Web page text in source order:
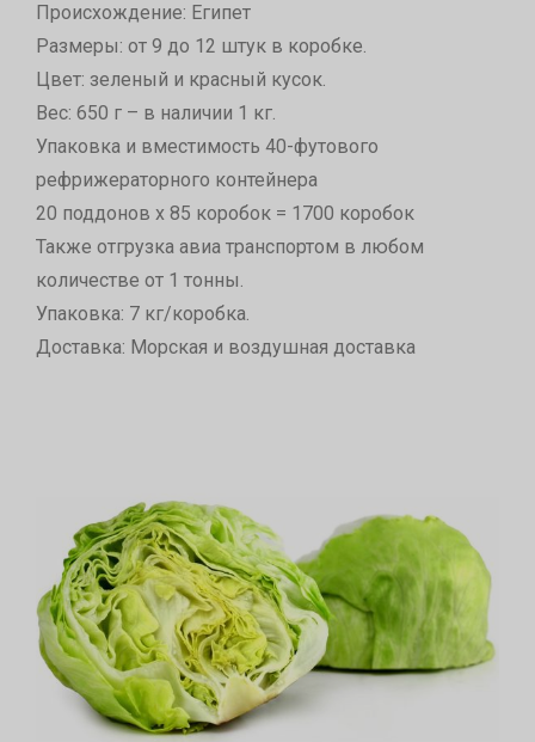
Происхождение: Египет
Размеры: от 9 до 12 штук в коробке.
Цвет: зеленый и красный кусок.
Вес: 650 г – в наличии 1 кг.
Упаковка и вместимость 40-футового
рефрижераторного контейнера
20 поддонов х 85 коробок = 1700 коробок
Также отгрузка авиа транспортом в любом
количестве от 1 тонны.
Упаковка: 7 кг/коробка.
Доставка: Морская и воздушная доставка